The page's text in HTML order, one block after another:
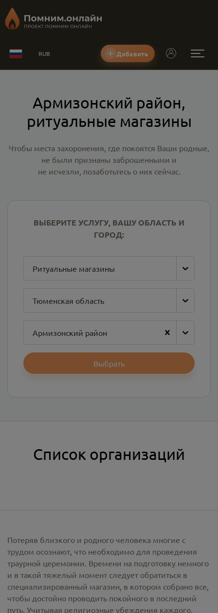
RUB Добавить
Армизонский район,
ритуальные магазины
Чтобы места захоронения, где покоятся Ваши родные,
не были признаны заброшенными и
не исчезли, позаботьтесь о них сейчас.
ВЫБЕРИТЕ УСЛУГУ, ВАШУ ОБЛАСТЬ И
ГОРОД:
Ритуальные магазины
Тюменская область
Армизонский район
Выбрать
Список организаций
Потеряв близкого и родного человека многие с
трудом осознают, что необходимо для проведения
траурной церемонии. Времени на подготовку немного
и в такой тяжелый момент следует обратиться в
специализированный магазин, в котором собрано все,
чтобы достойно проводить покойного в последний
путь. Учитывая религиозные убеждения каждого,